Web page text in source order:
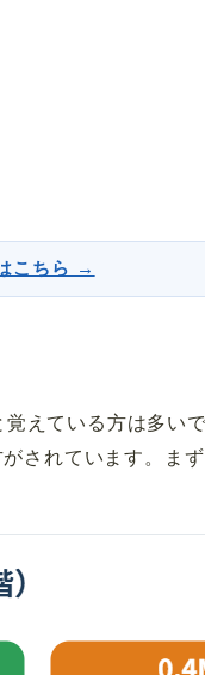
こちら →
えている方は多い
されています。ま